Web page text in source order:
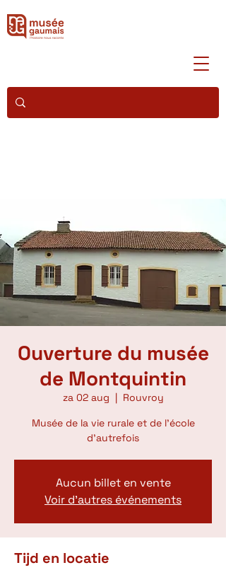
Ouverture du musée
de Montquintin
za 02 aug
  |
Rouvroy
Musée de la vie rurale et de l'école
d'autrefois
Aucun billet en vente
Voir d'autres événements
Tijd en locatie